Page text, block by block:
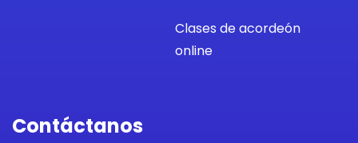
Clases de acordeón
online
Contáctanos